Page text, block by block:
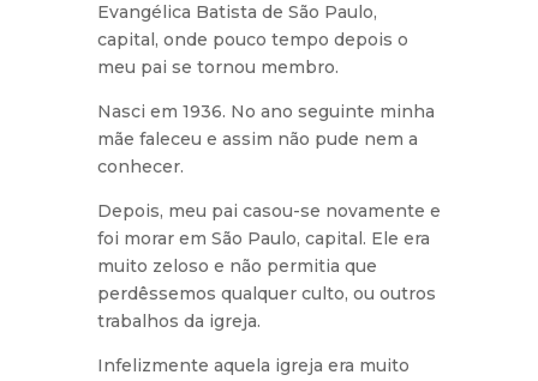
Evangélica Batista de São Paulo,
capital, onde pouco tempo depois o
meu pai se tornou membro.
Nasci em 1936. No ano seguinte minha
mãe faleceu e assim não pude nem a
conhecer.
Depois, meu pai casou-se novamente e
foi morar em São Paulo, capital. Ele era
muito zeloso e não permitia que
perdêssemos qualquer culto, ou outros
trabalhos da igreja.
Infelizmente aquela igreja era muito